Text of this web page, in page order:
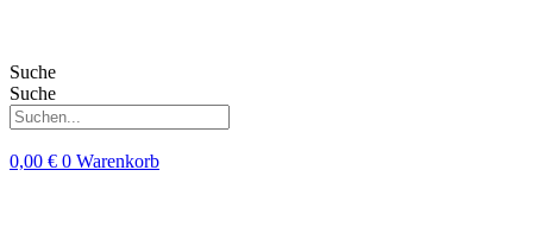
Suche
Suche
0,00 € 0 Warenkorb